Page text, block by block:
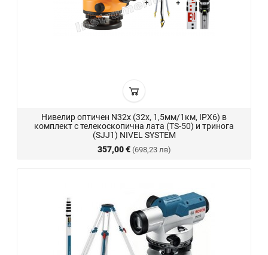
Нивелир оптичен N32x (32x, 1,5мм/1км, IPX6) в
комплект с телекоскопична лата (TS-50) и тринога
(SJJ1) NIVEL SYSTEM
357,00 € (698,23 лв)